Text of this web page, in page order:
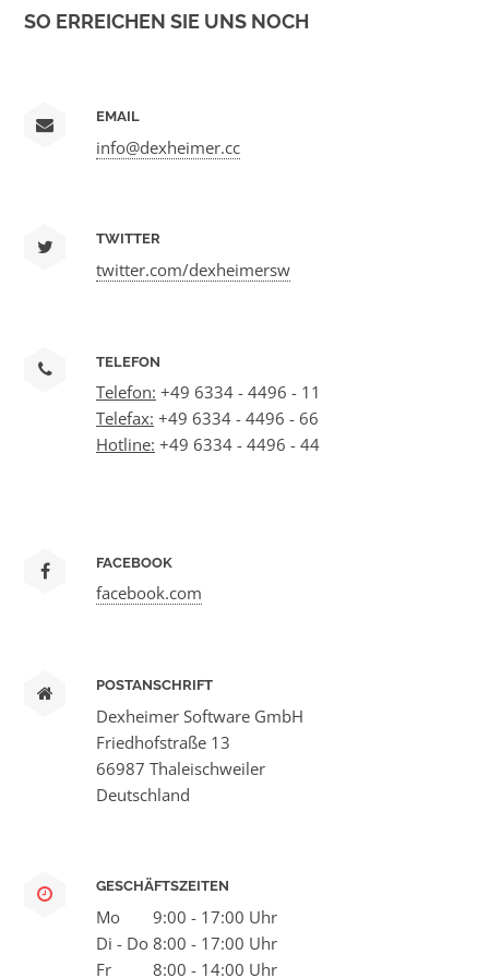
SO ERREICHEN SIE UNS NOCH
EMAIL
info@dexheimer.cc
TWITTER
twitter.com/dexheimersw
TELEFON
Telefon: +49 6334 - 4496 - 11
Telefax: +49 6334 - 4496 - 66
Hotline: +49 6334 - 4496 - 44
FACEBOOK
facebook.com
POSTANSCHRIFT
Dexheimer Software GmbH
Friedhofstraße 13
66987 Thaleischweiler
Deutschland
GESCHÄFTSZEITEN
Mo
Di - Do
Fr
9:00 - 17:00 Uhr
8:00 - 17:00 Uhr
8:00 - 14:00 Uhr